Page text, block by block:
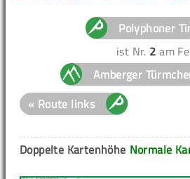
Polyphoner
ist Nr. 2 am
Amberger
« Route links
Normale
Doppelte Kartenhöhe